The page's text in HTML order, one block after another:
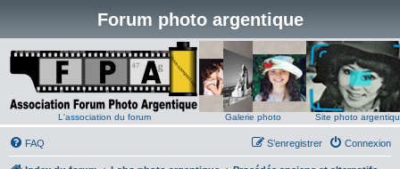
Forum photo argentique
L'association du forum Galerie photo Site photo
FAQ Connexion
S’enregistrer